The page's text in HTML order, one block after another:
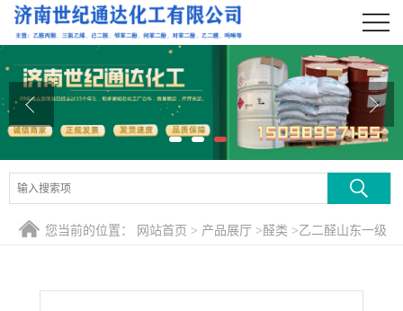
公司首页
公司介绍
产品展厅
证书荣誉
您当前的位置： 网站首页 > 产品展厅 >醛类 >乙二醛山东一级